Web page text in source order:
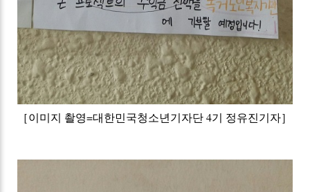
［이미지 촬영=대한민국청소년기자단 4기 정유진기자］